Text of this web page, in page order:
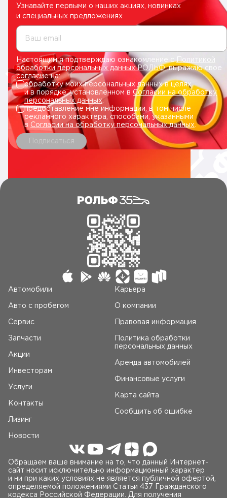
Узнавайте первыми о наших акциях, новинках
и специальных предложениях
Ваш email
Настоящим я подтверждаю ознакомление сПолитикой
обработки персональных данных РОЛЬФ, выражаю свое
согласие на:
обработку моих персональных данных в целях
и в порядке, установленном в Согласии на обработку
персональных данных.
предоставление мне информации, в том числе
рекламного характера, способами, указанными
в Согласии на обработку персональных данных
Подписаться
Автомобили
Авто c пробегом
Сервис
Запчасти
Акции
Инвесторам
Услуги
Контакты
Лизинг
Новости
Карьера
О компании
Правовая информация
Политика обработки
персональных данных
Аренда автомобилей
Финансовые услуги
Карта сайта
Сообщить об ошибке
Обращаем ваше внимание на то, что данный Интернет-
сайт носит исключительно информационный характер
и ни при каких условиях не является публичной офертой,
определяемой положениями Статьи 437 Гражданского
кодекса Российской Федерации. Для получения